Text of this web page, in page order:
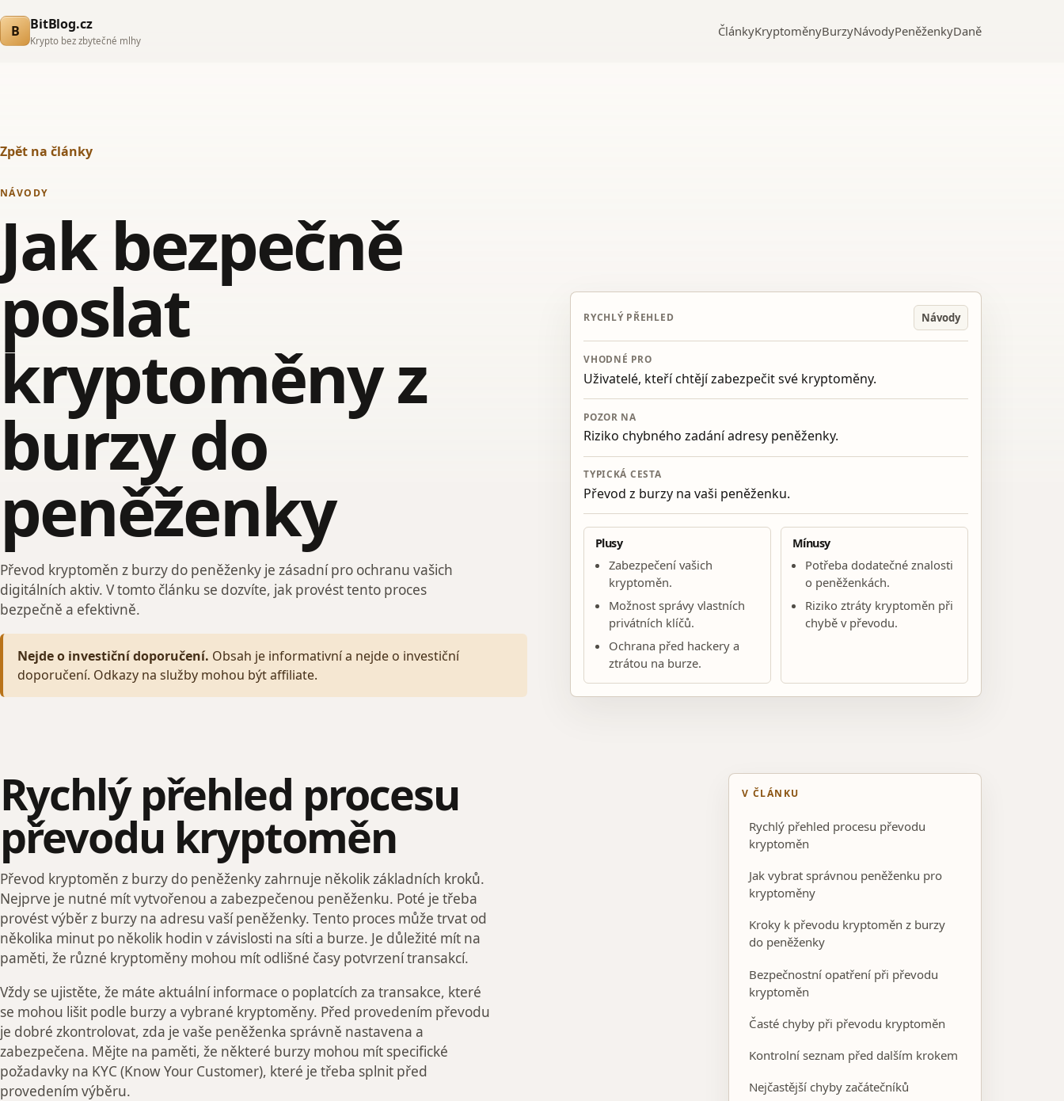
B BitBlog.cz
Krypto bez zbytečné mlhy
ČlánkyKryptoměnyBurzyNávodyPeněženkyDaně
Zpět na články
NÁVODY
Jak bezpečně
poslat
kryptoměny z
burzy do
peněženky
Převod kryptoměn z burzy do peněženky je zásadní pro ochranu vašich
digitálních aktiv. V tomto článku se dozvíte, jak provést tento proces
bezpečně a efektivně.
Nejde o investiční doporučení. Obsah je informativní a nejde o investiční
doporučení. Odkazy na služby mohou být affiliate.
RYCHLÝ PŘEHLED Návody
VHODNÉ PRO
Uživatelé, kteří chtějí zabezpečit své kryptoměny.
POZOR NA
Riziko chybného zadání adresy peněženky.
TYPICKÁ CESTA
Převod z burzy na vaši peněženku.
Plusy
Zabezpečení vašich
kryptoměn.
Možnost správy vlastních
privátních klíčů.
Ochrana před hackery a
ztrátou na burze.
Mínusy
Potřeba dodatečné znalosti
o peněženkách.
Riziko ztráty kryptoměn při
chybě v převodu.
Rychlý přehled procesu
převodu kryptoměn
Převod kryptoměn z burzy do peněženky zahrnuje několik základních kroků.
Nejprve je nutné mít vytvořenou a zabezpečenou peněženku. Poté je třeba
provést výběr z burzy na adresu vaší peněženky. Tento proces může trvat od
několika minut po několik hodin v závislosti na síti a burze. Je důležité mít na
paměti, že různé kryptoměny mohou mít odlišné časy potvrzení transakcí.
Vždy se ujistěte, že máte aktuální informace o poplatcích za transakce, které
se mohou lišit podle burzy a vybrané kryptoměny. Před provedením převodu
je dobré zkontrolovat, zda je vaše peněženka správně nastavena a
zabezpečena. Mějte na paměti, že některé burzy mohou mít specifické
požadavky na KYC (Know Your Customer), které je třeba splnit před
provedením výběru.
V ČLÁNKU
Rychlý přehled procesu převodu
kryptoměn
Jak vybrat správnou peněženku pro
kryptoměny
Kroky k převodu kryptoměn z burzy
do peněženky
Bezpečnostní opatření při převodu
kryptoměn
Časté chyby při převodu kryptoměn
Kontrolní seznam před dalším krokem
Nejčastější chyby začátečníků